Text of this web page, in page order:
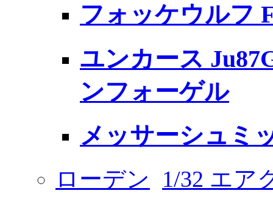
フォッケウルフ
ユンカース
ンフォーゲル
メッサーシュミ
ローデン 1/32 エア